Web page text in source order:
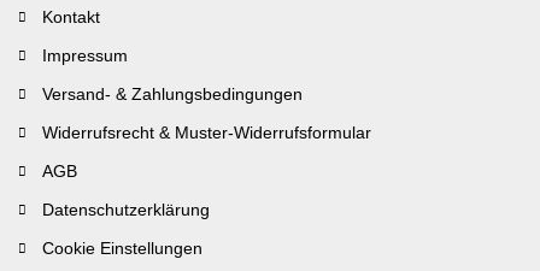
Kontakt
Impressum
Versand- & Zahlungsbedingungen
Widerrufsrecht & Muster-Widerrufsformular
AGB
Datenschutzerklärung
Cookie Einstellungen